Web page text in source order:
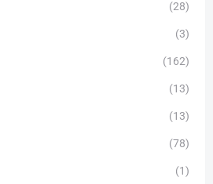
(28)
(3)
(162)
(13)
(13)
(78)
(1)